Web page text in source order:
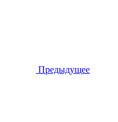
Предыдущее